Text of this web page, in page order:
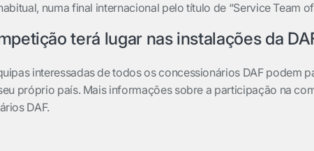
numa final internacional pelo título de “Service Team
terá lugar nas instalações da
interessadas de todos os concessionários DAF podem
próprio país. Mais informações sobre a participação na
DAF.